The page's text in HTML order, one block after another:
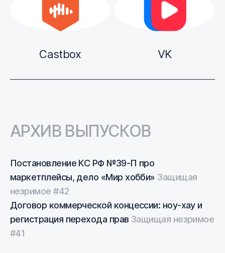
Castbox VK
АРХИВ ВЫПУСКОВ
Постановление КС РФ №39-П про
маркетплейсы, дело «Мир хобби» Защищая
незримое #42
Воспроизвести видео
Договор коммерческой концессии: ноу-хау и
регистрация перехода прав Защищая незримое
#41